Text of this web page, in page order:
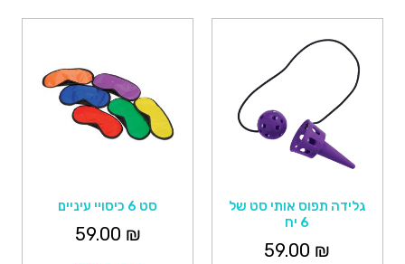
גלידה תפוס אותי סט של
6 יח
59.00 ₪
סט 6 כיסויי עיניים
59.00 ₪